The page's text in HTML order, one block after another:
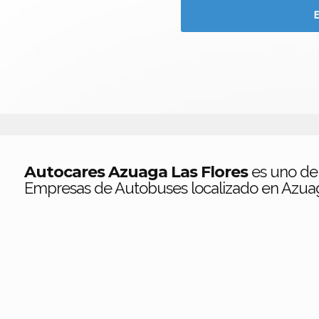
Autocares Azuaga Las Floreses uno
Empresas de Autobuses localizado en